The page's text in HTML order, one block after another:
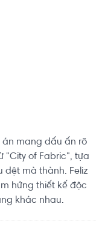
án mang dấu ấn rõ
"City of Fabric", tựa
dệt mà thành. Feliz
hứng thiết kế độc
khác nhau.